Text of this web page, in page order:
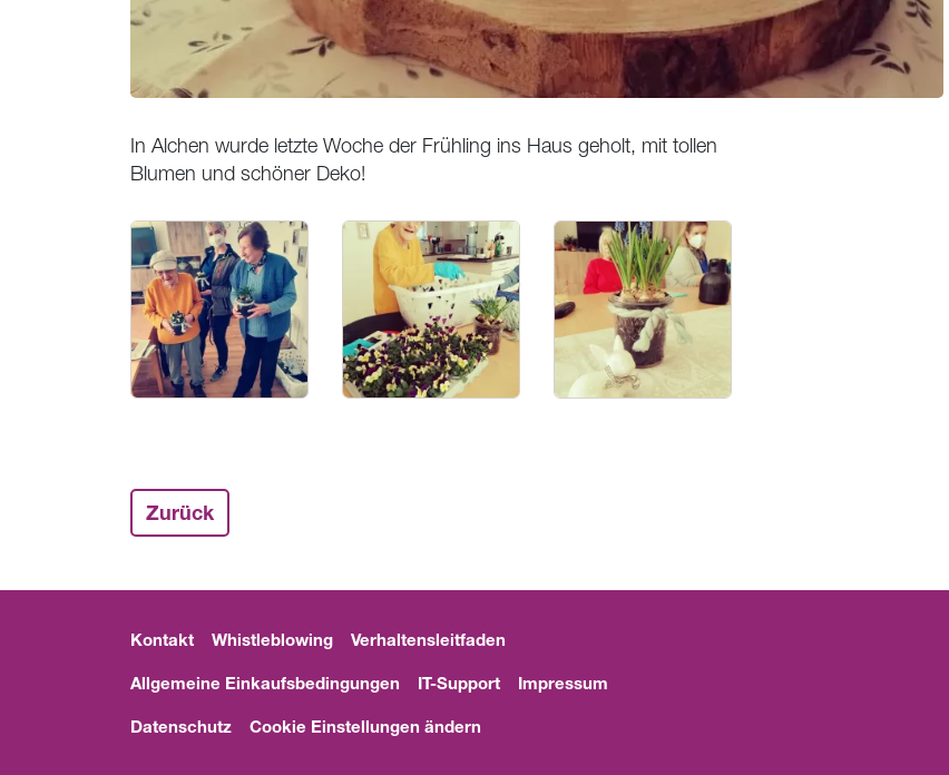
In Alchen wurde letzte Woche der Frühling ins Haus geholt, mit tollen
Blumen und schöner Deko!
Zurück
Kontakt Whistleblowing Verhaltensleitfaden
Allgemeine Einkaufsbedingungen IT-Support Impressum
Datenschutz Cookie Einstellungen ändern